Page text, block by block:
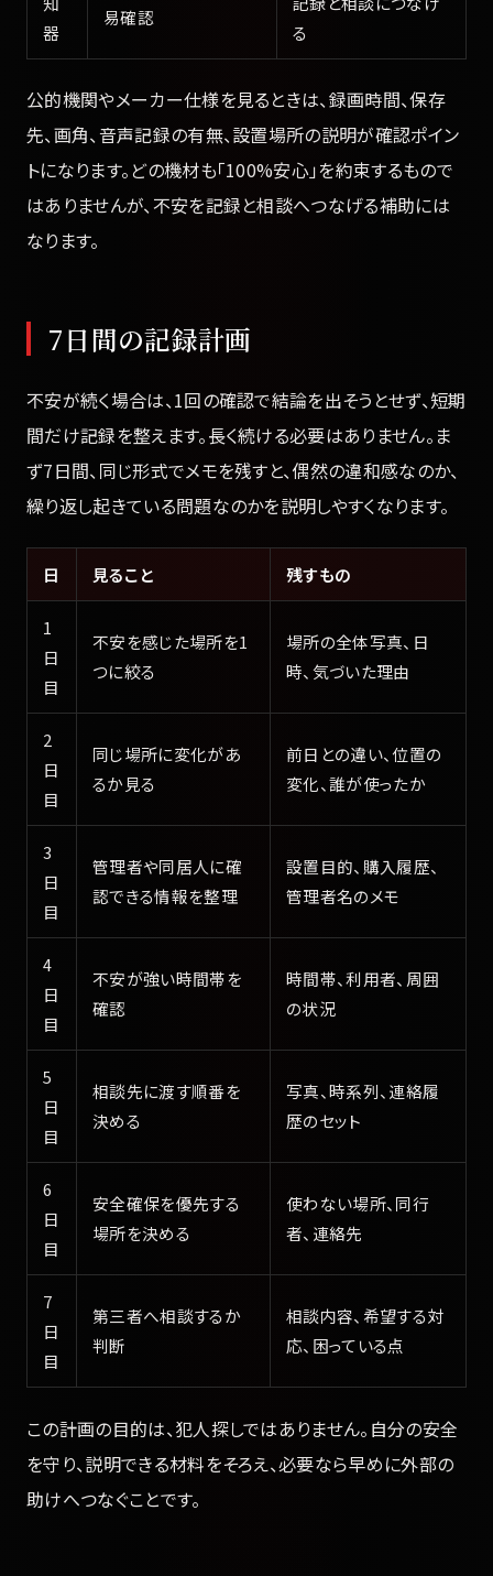
器
易確認
る
公的機関やメーカー仕様を見るときは、録画時間、保存
先、画角、音声記録の有無、設置場所の説明が確認ポイン
トになります。どの機材も「100%安心」を約束するもので
はありませんが、不安を記録と相談へつなげる補助には
なります。
7日間の記録計画
不安が続く場合は、1回の確認で結論を出そうとせず、短期
間だけ記録を整えます。長く続ける必要はありません。ま
ず7日間、同じ形式でメモを残すと、偶然の違和感なのか、
繰り返し起きている問題なのかを説明しやすくなります。
日 見ること 残すもの
1
日
目
不安を感じた場所を1
つに絞る
場所の全体写真、日
時、気づいた理由
2
日
目
同じ場所に変化があ
るか見る
前日との違い、位置の
変化、誰が使ったか
3
日
目
管理者や同居人に確
認できる情報を整理
設置目的、購入履歴、
管理者名のメモ
4
日
目
不安が強い時間帯を
確認
時間帯、利用者、周囲
の状況
5
日
目
相談先に渡す順番を
決める
写真、時系列、連絡履
歴のセット
6
日
目
安全確保を優先する
場所を決める
使わない場所、同行
者、連絡先
7
日
目
第三者へ相談するか
判断
相談内容、希望する対
応、困っている点
この計画の目的は、犯人探しではありません。自分の安全
を守り、説明できる材料をそろえ、必要なら早めに外部の
助けへつなぐことです。